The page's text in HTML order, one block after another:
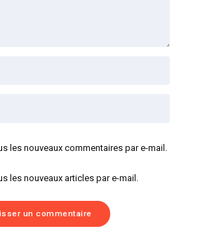
les nouveaux commentaires par e-mail.
les nouveaux articles par e-mail.